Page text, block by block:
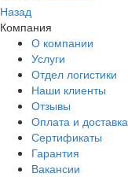
Назад
Компания
О компании
Услуги
Отдел логистики
Наши клиенты
Отзывы
Оплата и доставка
Сертификаты
Гарантия
Вакансии